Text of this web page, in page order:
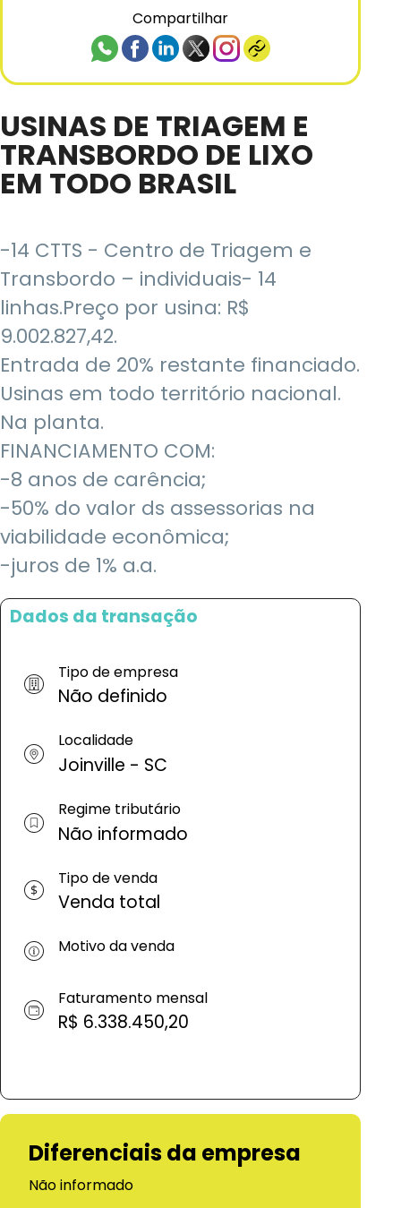
Compartilhar
USINAS DE TRIAGEM E
TRANSBORDO DE LIXO
EM TODO BRASIL
-14 CTTS - Centro de Triagem e
Transbordo – individuais- 14
linhas.Preço por usina: R$
9.002.827,42.
Entrada de 20% restante financiado.
Usinas em todo território nacional.
Na planta.
FINANCIAMENTO COM:
-8 anos de carência;
-50% do valor ds assessorias na
viabilidade econômica;
-juros de 1% a.a.
Dados da transação
Tipo de empresa
Não definido
Localidade
Joinville - SC
Regime tributário
Não informado
Tipo de venda
Venda total
Motivo da venda
Faturamento mensal
R$ 6.338.450,20
Diferenciais da empresa
Não informado